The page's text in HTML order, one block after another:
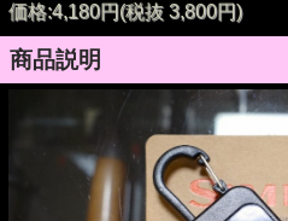
価格:4,180円(税抜 3,800円)
商品説明